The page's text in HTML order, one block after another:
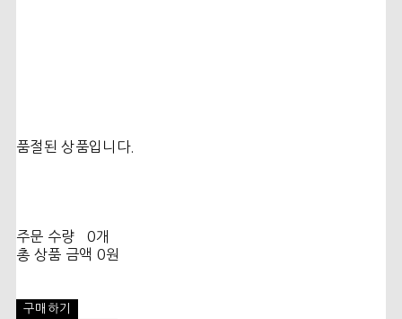
품절된 상품입니다.
주문 수량
0개
총 상품 금액 0원
구매하기